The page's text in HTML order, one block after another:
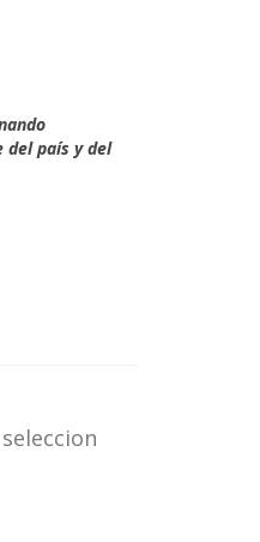
del país y del
seleccion